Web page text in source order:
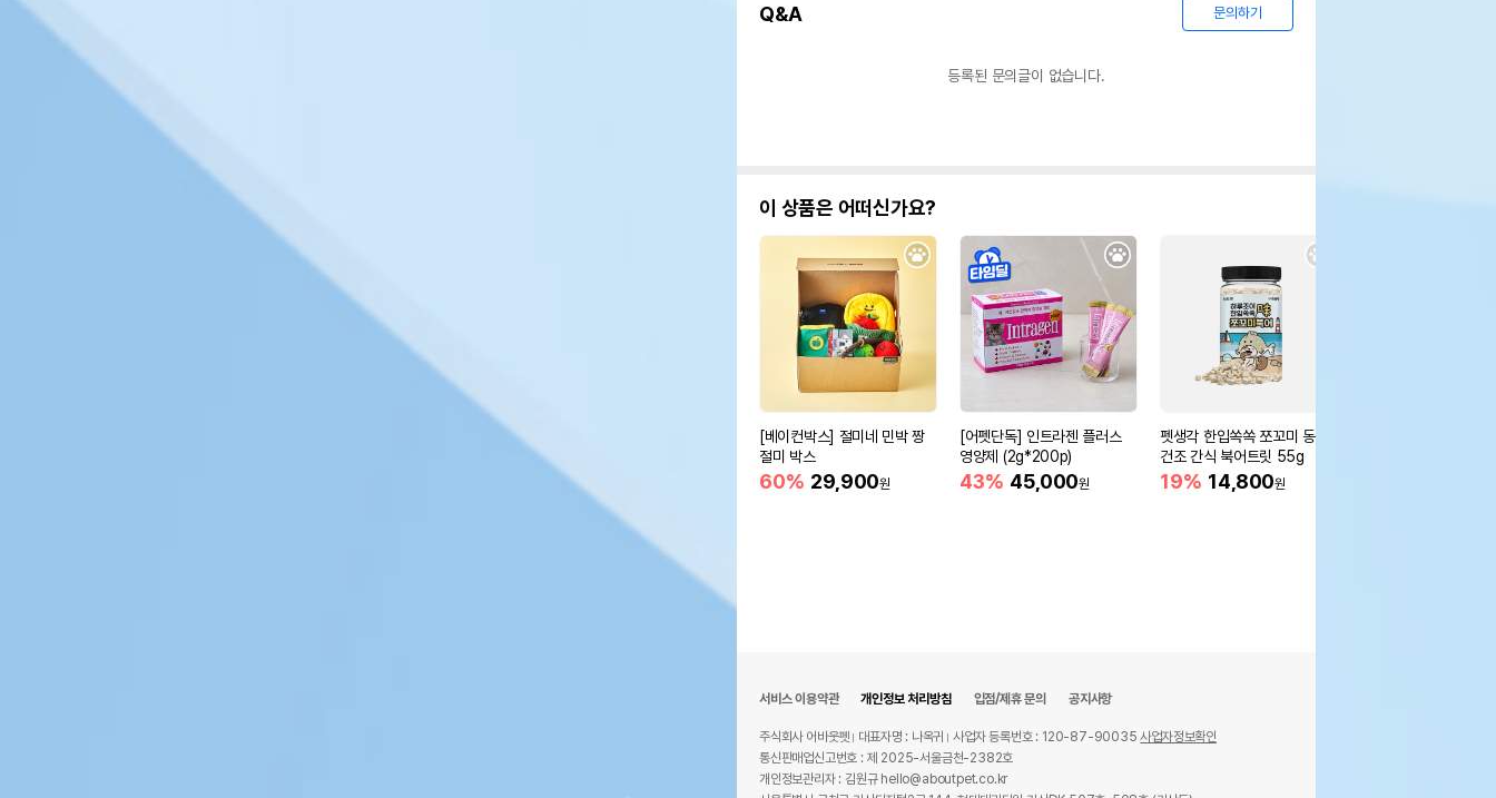
Q&A 문의하기
등록된 문의글이 없습니다.
이 상품은 어떠신가요?
[베이컨박스] 절미네 민박 짱
절미 박스
60% 29,900원
[어펫단독] 인트라젠 플러스
영양제 (2g*200p)
43% 45,000원
펫생각 한입쏙쏙 쪼꼬미 동결
건조 간식 북어트릿 55g
19% 14,800원
서비스 이용약관 개인정보 처리방침 입점/제휴 문의 공지사항
주식회사 어바웃펫 대표자명 : 나옥귀 사업자 등록번호 : 120-87-90035사업자정보확인
통신판매업신고번호 : 제 2025-서울금천-2382호
개인정보관리자 : 김원규 hello@aboutpet.co.kr